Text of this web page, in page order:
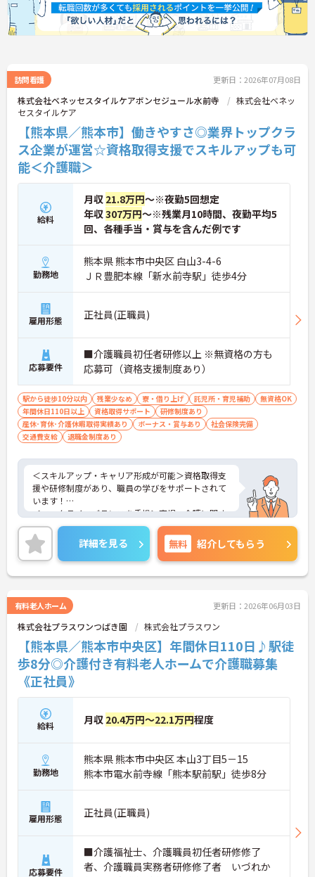
訪問看護 更新日：2026年07月08日
株式会社ベネッセスタイルケアボンセジュール水前寺
株式会社ベネッ
セスタイルケア
【熊本県／熊本市】働きやすさ◎業界トップクラ
ス企業が運営☆資格取得支援でスキルアップも可
能＜介護職＞
給料
月収 21.8万円～※夜勤5回想定
年収307万円～※残業月10時間、夜勤平均5
回、各種手当・賞与を含んだ例です
勤務地
熊本県 熊本市中央区 白山3-4-6
ＪＲ豊肥本線「新水前寺駅」徒歩4分
雇用形態 正社員(正職員)
応募要件
■介護職員初任者研修以上 ※無資格の方も
応募可（資格支援制度あり）
駅から徒歩10分以内 残業少なめ 寮・借り上げ 託児所・育児補助
無資格OK
年間休日110日以上
資格取得サポート
研修制度あり
産休･育休･介護休暇取得実績あり
ボーナス・賞与あり
社会保険完備
交通費支給
退職金制度あり
＜スキルアップ・キャリア形成が可能＞資格取得支
援や研修制度があり、職員の学びをサポートされて
います！
＜ワークライフバランスを重視＞育児・介護に関す
る制度や社宅制度、各種手当など、長く安心して働
きやすい環境が整っています。
＜寄り添ったケアの実施＞利用者さまに深く寄り添
ったサービスの提供を目指し、職員の専門性を高め
るような人材育成にも注力されています。
詳細をお話ししますのでお気軽にご相談ください！
詳細を見る 無料 紹介してもらう
有料老人ホーム 更新日：2026年06月03日
株式会社プラスワンつばき園 株式会社プラスワン
【熊本県／熊本市中央区】年間休日110日♪駅徒
歩8分◎介護付き有料老人ホームで介護職募集
《正社員》
給料 月収 20.4万円～22.1万円程度
勤務地
熊本県 熊本市中央区 本山3丁目5－15
熊本市電水前寺線「熊本駅前駅」徒歩8分
雇用形態 正社員(正職員)
応募要件
■介護福祉士、介護職員初任者研修修了
者、介護職員実務者研修修了者 いづれか